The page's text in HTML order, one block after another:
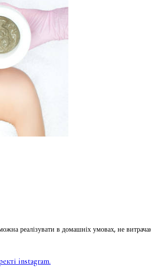
реалізувати в домашніх умовах, не
instagram.